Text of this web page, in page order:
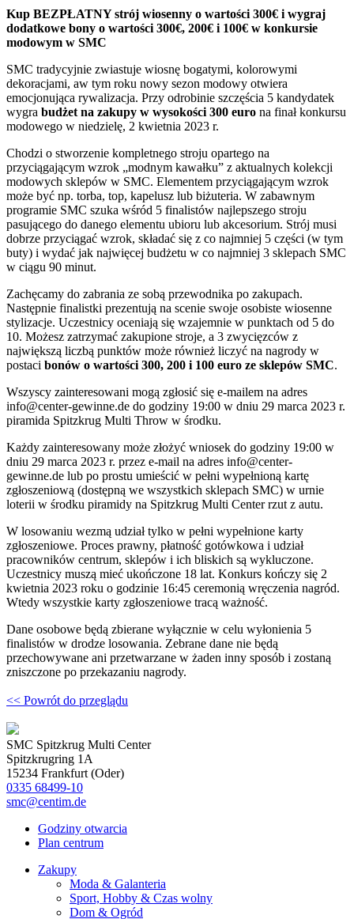
Kup BEZPŁATNY strój wiosenny o wartości 300€ i wygraj
dodatkowe bony o wartości 300€, 200€ i 100€ w konkursie
modowym w SMC
SMC tradycyjnie zwiastuje wiosnę bogatymi, kolorowymi
dekoracjami, aw tym roku nowy sezon modowy otwiera
emocjonująca rywalizacja. Przy odrobinie szczęścia 5 kandydatek
wygra budżet na zakupy w wysokości 300 euro na finał konkursu
modowego w niedzielę, 2 kwietnia 2023 r.
Chodzi o stworzenie kompletnego stroju opartego na
przyciągającym wzrok „modnym kawałku” z aktualnych kolekcji
modowych sklepów w SMC. Elementem przyciągającym wzrok
może być np. torba, top, kapelusz lub biżuteria. W zabawnym
programie SMC szuka wśród 5 finalistów najlepszego stroju
pasującego do danego elementu ubioru lub akcesorium. Strój musi
dobrze przyciągać wzrok, składać się z co najmniej 5 części (w tym
buty) i wydać jak najwięcej budżetu w co najmniej 3 sklepach SMC
w ciągu 90 minut.
Zachęcamy do zabrania ze sobą przewodnika po zakupach.
Następnie finalistki prezentują na scenie swoje osobiste wiosenne
stylizacje. Uczestnicy oceniają się wzajemnie w punktach od 5 do
10. Możesz zatrzymać zakupione stroje, a 3 zwycięzców z
największą liczbą punktów może również liczyć na nagrody w
postaci bonów o wartości 300, 200 i 100 euro ze sklepów SMC.
Wszyscy zainteresowani mogą zgłosić się e-mailem na adres
info@center-gewinne.de do godziny 19:00 w dniu 29 marca 2023 r.
piramida Spitzkrug Multi Throw w środku.
Każdy zainteresowany może złożyć wniosek do godziny 19:00 w
dniu 29 marca 2023 r. przez e-mail na adres info@center-
gewinne.de lub po prostu umieścić w pełni wypełnioną kartę
zgłoszeniową (dostępną we wszystkich sklepach SMC) w urnie
loterii w środku piramidy na Spitzkrug Multi Center rzut z autu.
W losowaniu wezmą udział tylko w pełni wypełnione karty
zgłoszeniowe. Proces prawny, płatność gotówkowa i udział
pracowników centrum, sklepów i ich bliskich są wykluczone.
Uczestnicy muszą mieć ukończone 18 lat. Konkurs kończy się 2
kwietnia 2023 roku o godzinie 16:45 ceremonią wręczenia nagród.
Wtedy wszystkie karty zgłoszeniowe tracą ważność.
Dane osobowe będą zbierane wyłącznie w celu wyłonienia 5
finalistów w drodze losowania. Zebrane dane nie będą
przechowywane ani przetwarzane w żaden inny sposób i zostaną
zniszczone po przekazaniu nagrody.
<< Powrót do przeglądu
SMC Spitzkrug Multi Center
Spitzkrugring 1A
15234 Frankfurt (Oder)
0335 68499-10
smc@centim.de
Godziny otwarcia
Plan centrum
Zakupy
Moda & Galanteria
Sport, Hobby & Czas wolny
Dom & Ogród